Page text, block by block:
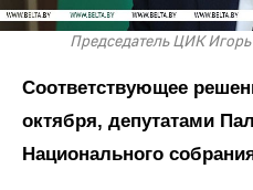
Председатель ЦИК
Соответствующее
октября, депутатами
Национального